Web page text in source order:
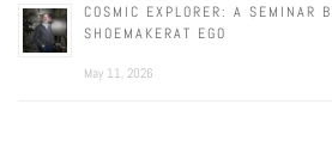
COSMIC EXPLORER: A SEMINAR
SHOEMAKERAT EGO
May 11, 2026